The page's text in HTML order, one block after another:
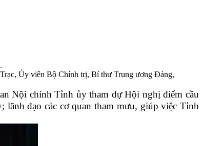
Ủy viên Bộ Chính trị, Bí thư Trung ương Đảng,
Nội chính Tỉnh ủy tham dự Hội nghị điểm cầu
đạo các cơ quan tham mưu, giúp việc Tỉnh